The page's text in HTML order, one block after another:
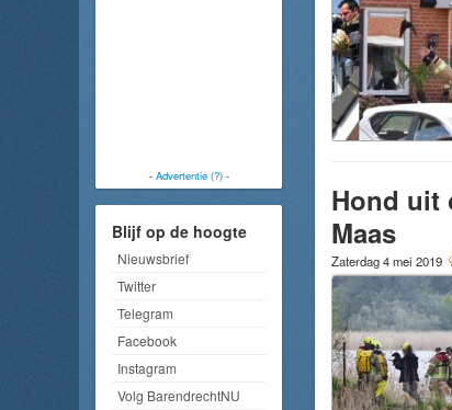
- Advertentie (?)-
Blijf op de hoogte
Nieuwsbrief
Twitter
Telegram
Facebook
Instagram
Volg BarendrechtNU
Hond uit
Maas
Zaterdag 4 mei 2019